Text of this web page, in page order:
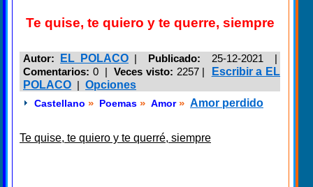
Te quise, te quiero y te querre, siempre
Autor: EL POLACO | Publicado:
25-12-2021 |
Comentarios: 0 |Veces visto: 2257 |
Escribir a EL
POLACO | Opciones
Castellano » Poemas » Amor» Amor perdido
Te quise, te quiero y te querré, siempre